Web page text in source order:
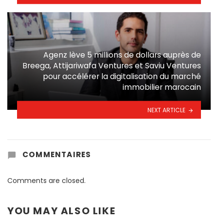
Agenz lève 5 millions de dollars auprès de
Breega, Attijariwafa Ventures et Saviu Ventures
pour accélérer la digitalisation du marché
immobilier marocain
NEXT ARTICLE
COMMENTAIRES
Comments are closed.
YOU MAY ALSO LIKE